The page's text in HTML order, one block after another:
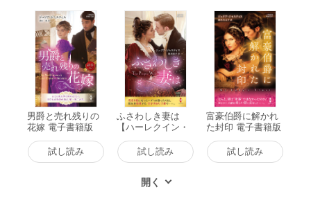
男爵と売れ残りの
花嫁 電子書籍版
試し読み
ふさわしき妻は
【ハーレクイン・
ヒストリカル・ス
ペシャル版】 電子
書籍版
試し読み
富豪伯爵に解かれ
た封印 電子書籍版
試し読み